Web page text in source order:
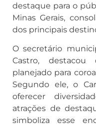
destaque para o
Minas Gerais,
dos principais
O secretário
Castro,
planejado para
Segundo ele, o
oferecer
atrações de
simboliza esse